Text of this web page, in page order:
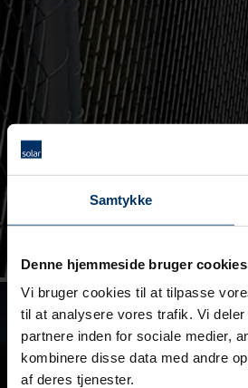
Samtykke
Denne hjemmeside bruger cookies
Vi bruger cookies til at tilpasse
til at analysere vores trafik. Vi
partnere inden for sociale medier,
kombinere disse data med andre
af deres tjenester.